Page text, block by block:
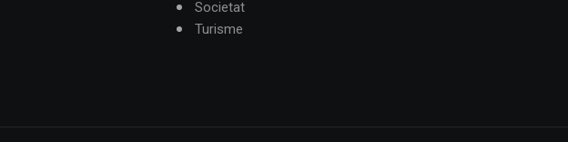
Societat
Turisme